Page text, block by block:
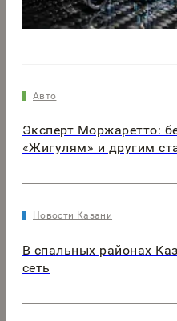
Авто
Эксперт Моржаретто:
«Жигулям» и другим
Новости Казани
В спальных районах
сеть